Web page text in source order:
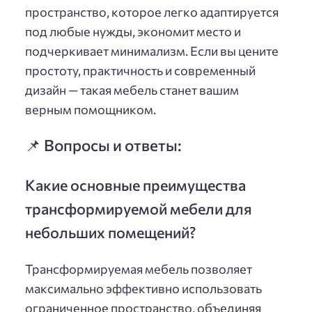
пространство, которое легко адаптируется
под любые нужды, экономит место и
подчеркивает минимализм. Если вы цените
простоту, практичность и современный
дизайн — такая мебель станет вашим
верным помощником.
📌 Вопросы и ответы:
Какие основные преимущества
трансформируемой мебели для
небольших помещений?
Трансформируемая мебель позволяет
максимально эффективно использовать
ограниченное пространство, объединяя